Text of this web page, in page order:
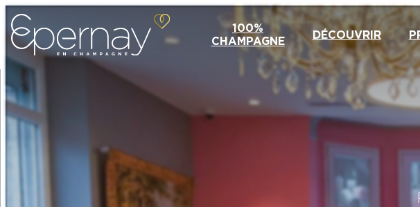
100%
CHAMPAGNE
DÉCOUVRIR